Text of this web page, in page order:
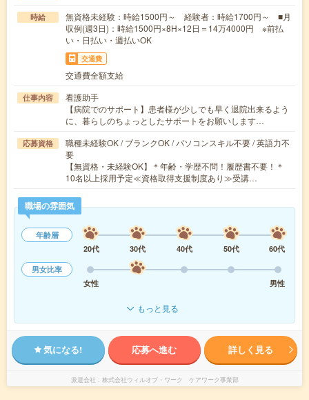
時給
無資格未経験：時給1500円～ 経験者：時給1700円～ ■月
収例(週3日)：時給1500円×8H×12日＝14万4000円 ※前払
い・日払い・週払いOK
交通費
交通費全額支給
仕事内容
看護助手
【病院でのサポート】患者様が少しでも早く退院出来るよう
に、暮らしのちょっとしたサポートをお願いします…
応募資格
職種未経験OK / ブランクOK / パソコンスキル不要 / 英語力不
要
【無資格・未経験OK】＊年齢・学歴不問！履歴書不要！＊
10名以上採用予定≪資格取得支援制度あり≫受講…
職場の雰囲気
年齢層
20代
30代 40代 50代
60代
男女比率
女性
男性
もっと見る
気になる! 応募へ進む 詳しく見る
派遣会社 株式会社ウィルオブ・ワーク ケアワーク事業部